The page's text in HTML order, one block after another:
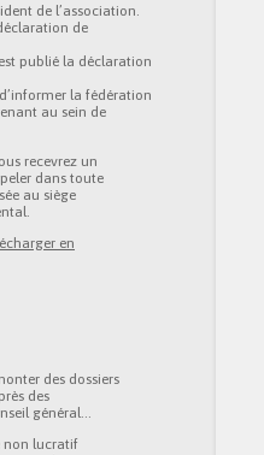
de l’association.
de
publié la déclaration
la fédération
au sein de
recevrez un
dans toute
au siège
en
des dossiers
des
général…
non lucratif